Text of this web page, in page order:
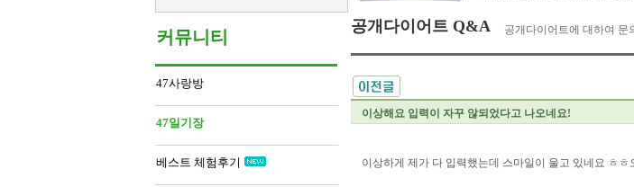
커뮤니티
47사랑방
47일기장
베스트 체험후기
공개다이어트 Q&A 공개다이어트에 대하여 문
이상해요 입력이 자꾸 않되었다고 나오네요!
이상하게 제가 다 입력했는데 스마일이 울고 있네요 ㅎ